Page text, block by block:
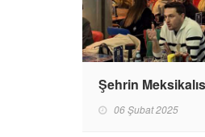
Şehrin
06 Şubat 2025